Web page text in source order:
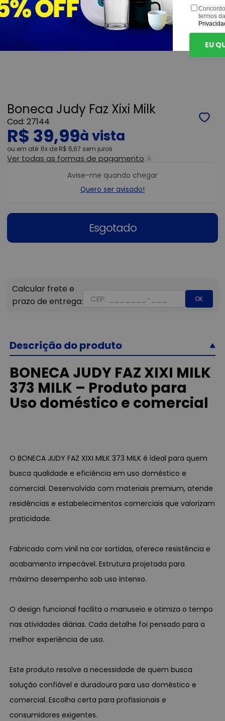
Boneca Judy Faz Xixi Milk
27144
R$ 39,99
ou 6x de R$ 6,67 sem juros
Ver todas as formas de pagamento
Esgotado
Avise-me quando chegar
Quero ser avisado!
OK
Descrição do produto
BONECA JUDY FAZ XIXI MILK
373 MILK – Produto para
Uso doméstico e comercial
O BONECA JUDY FAZ XIXI MILK 373 MILK é ideal para quem
busca qualidade e eficiência em uso doméstico e
comercial. Desenvolvido com materiais premium, atende
residências e estabelecimentos comerciais que valorizam
praticidade.
Fabricado com vinil na cor sortidas, oferece resistência e
acabamento impecável. Estrutura projetada para
máximo desempenho sob uso intenso.
O design funcional facilita o manuseio e otimiza o tempo
nas atividades diárias. Cada detalhe foi pensado para a
melhor experiência de uso.
Este produto resolve a necessidade de quem busca
solução confiável e duradoura para uso doméstico e
comercial. Escolha certa para profissionais e
consumidores exigentes.
termos
EU